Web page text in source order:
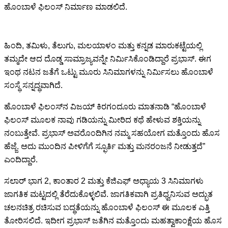
ಹೊಂಬಾಳೆ ಫಿಲಂಸ್ ನಿರ್ಮಾಣ ಮಾಡಲಿದೆ.
ಹಿಂದಿ, ತಮಿಳು, ತೆಲುಗು, ಮಲಯಾಳಂ ಮತ್ತು ಕನ್ನಡ ಮಾರುಕಟ್ಟೆಯಲ್ಲಿ
ತಮ್ಮದೇ ಆದ ದೊಡ್ಡ ಸಾಮ್ರಾಜ್ಯವನ್ನೇ ನಿರ್ಮಿಸಿಕೊಂಡಿದ್ದಾರೆ ಪ್ರಭಾಸ್. ಈಗ
ಇಂಥ ನಟನ ಜತೆಗೆ ಒಟ್ಟು ಮೂರು ಸಿನಿಮಾಗಳನ್ನು ನಿರ್ಮಿಸಲು ಹೊಂಬಾಳೆ
ಸಂಸ್ಥೆ ಸನ್ನದ್ಧವಾಗಿದೆ.
ಹೊಂಬಾಳೆ ಫಿಲಂಸ್‍ನ ವಿಜಯ್ ಕಿರಗಂದೂರು ಮಾತನಾಡಿ “ಹೊಂಬಾಳೆ
ಫಿಲಂಸ್ ಮೂಲಕ ನಾವು ಗಡಿಯನ್ನು ಮೀರಿದ ಕಥೆ ಹೇಳುವ ಶಕ್ತಿಯನ್ನು
ನಂಬುತ್ತೇವೆ. ಪ್ರಭಾಸ್ ಅವರೊಂದಿಗಿನ ನಮ್ಮ ಸಹಯೋಗ ಮತ್ತೊಂದು ಹೊಸ
ಹೆಜ್ಜೆ. ಅದು ಮುಂದಿನ ಪೀಳಿಗೆಗೆ ಸ್ಫೂರ್ತಿ ಮತ್ತು ಮನರಂಜನೆ ನೀಡುತ್ತದೆ”
ಎಂದಿದ್ದಾರೆ.
ಸಲಾರ್ ಭಾಗ 2, ಕಾಂತಾರ 2 ಮತ್ತು ಕೆಜಿಎಫ್ ಅಧ್ಯಾಯ 3 ಸಿನಿಮಾಗಳು
ಜಾಗತಿಕ ಮಟ್ಟದಲ್ಲಿ ತೆರೆದುಕೊಳ್ಳಲಿವೆ. ಜಾಗತಿಕವಾಗಿ ಪ್ರತಿಧ್ವನಿಸುವ ಅದ್ಭುತ
ಚಲನಚಿತ್ರ ರಚಿಸುವ ಬದ್ಧತೆಯನ್ನು ಹೊಂಬಾಳೆ ಫಿಲಂಸ್ ಈ ಮೂಲಕ ಎತ್ತಿ
ತೋರಿಸಲಿದೆ. ಇದೀಗ ಪ್ರಭಾಸ್ ಜತೆಗಿನ ಮತ್ತೊಂದು ಮಹತ್ವಾಕಾಂಕ್ಷೆಯ ಹೊಸ